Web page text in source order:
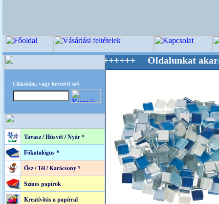
Cikkszám, vagy keresett szó
Tavasz / Húsvét / Nyár *
Főkatalógus *
Ősz / Tél / Karácsony *
Színes papírok
Kreatívitás a papírral
Mestere! +++++++ Oldalunkat akarattal